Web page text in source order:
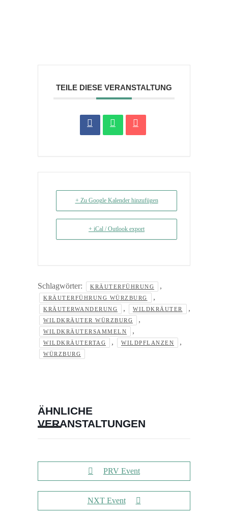
TEILE DIESE VERANSTALTUNG
+ Zu Google Kalender hinzufügen
+ iCal / Outlook export
Schlagwörter: KRÄUTERFÜHRUNG ,
KRÄUTERFÜHRUNG WÜRZBURG ,
KRÄUTERWANDERUNG , WILDKRÄUTER ,
WILDKRÄUTER WÜRZBURG ,
WILDKRÄUTERSAMMELN ,
WILDKRÄUTERTAG , WILDPFLANZEN ,
WÜRZBURG
ÄHNLICHE
VERANSTALTUNGEN
PRV Event
NXT Event